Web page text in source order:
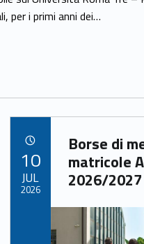
per i primi anni dei…
Link identifier archive #link-archive-15772
Borse di
matricole
2026/2027
Link identifier archive #link-archive-thumb-soap-48272
10
JUL
2026